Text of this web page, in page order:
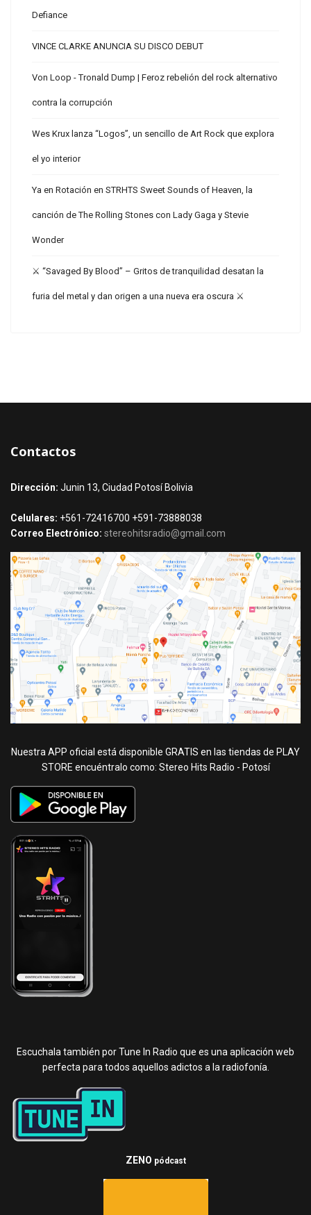
Defiance
VINCE CLARKE ANUNCIA SU DISCO DEBUT
Von Loop - Tronald Dump | Feroz rebelión del rock alternativo
contra la corrupción
Wes Krux lanza “Logos”, un sencillo de Art Rock que explora
el yo interior
Ya en Rotación en STRHTS Sweet Sounds of Heaven, la
canción de The Rolling Stones con Lady Gaga y Stevie
Wonder
⚔️ “Savaged By Blood” – Gritos de tranquilidad desatan la
furia del metal y dan origen a una nueva era oscura ⚔️
Contactos
Dirección: Junin 13, Ciudad Potosí Bolivia
Celulares: +561-72416700 +591-73888038
Correo Electrónico: stereohitsradio@gmail.com
Nuestra APP oficial está disponible GRATIS en las tiendas de PLAY
STORE encuéntralo como: Stereo Hits Radio - Potosí
Escuchala también por Tune In Radio que es una aplicación web
perfecta para todos aquellos adictos a la radiofonía.
ZENO pódcast